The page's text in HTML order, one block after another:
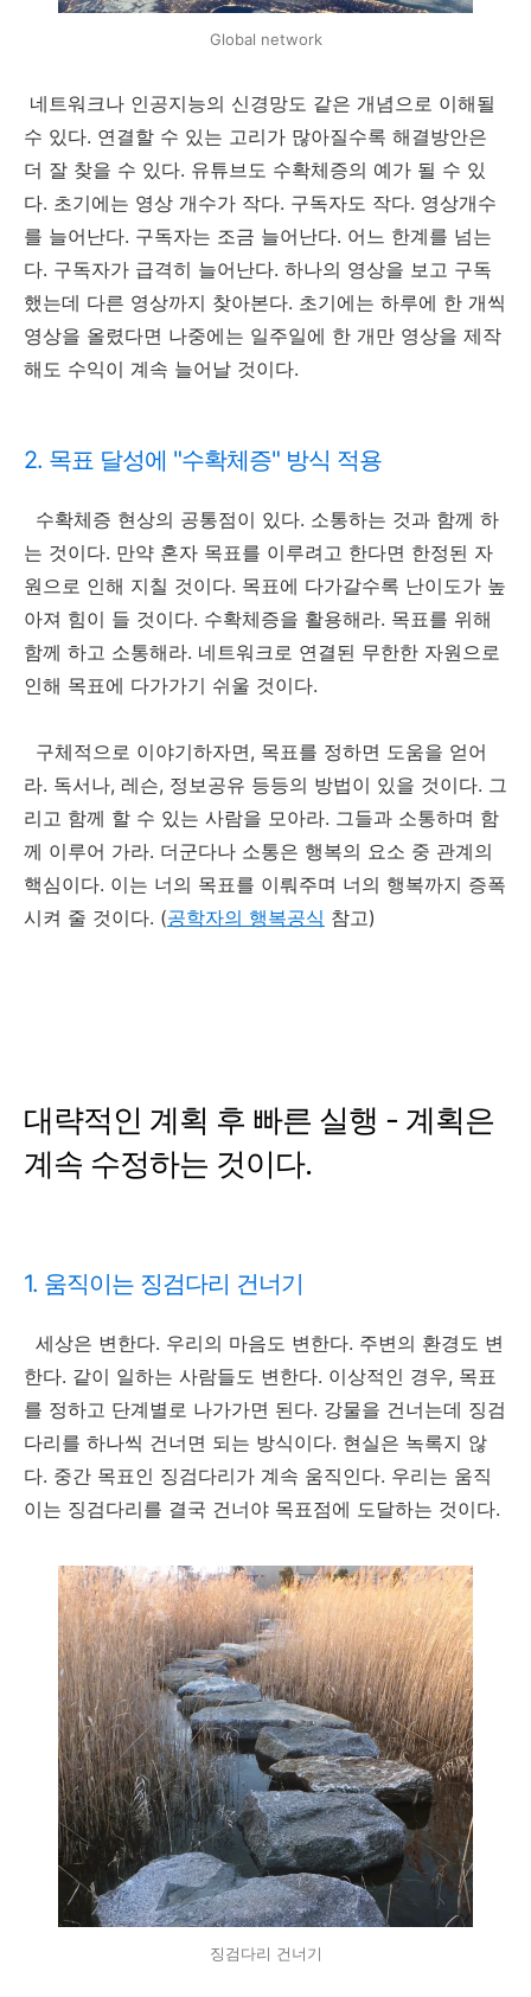
Global network
네트워크나 인공지능의 신경망도 같은 개념으로 이해될
수 있다. 연결할 수 있는 고리가 많아질수록 해결방안은
더 잘 찾을 수 있다. 유튜브도 수확체증의 예가 될 수 있
다. 초기에는 영상 개수가 작다. 구독자도 작다. 영상개수
를 늘어난다. 구독자는 조금 늘어난다. 어느 한계를 넘는
다. 구독자가 급격히 늘어난다. 하나의 영상을 보고 구독
했는데 다른 영상까지 찾아본다. 초기에는 하루에 한 개씩
영상을 올렸다면 나중에는 일주일에 한 개만 영상을 제작
해도 수익이 계속 늘어날 것이다.
2. 목표 달성에 "수확체증" 방식 적용
수확체증 현상의 공통점이 있다. 소통하는 것과 함께 하
는 것이다. 만약 혼자 목표를 이루려고 한다면 한정된 자
원으로 인해 지칠 것이다. 목표에 다가갈수록 난이도가 높
아져 힘이 들 것이다. 수확체증을 활용해라. 목표를 위해
함께 하고 소통해라. 네트워크로 연결된 무한한 자원으로
인해 목표에 다가가기 쉬울 것이다.
구체적으로 이야기하자면, 목표를 정하면 도움을 얻어
라. 독서나, 레슨, 정보공유 등등의 방법이 있을 것이다. 그
리고 함께 할 수 있는 사람을 모아라. 그들과 소통하며 함
께 이루어 가라. 더군다나 소통은 행복의 요소 중 관계의
핵심이다. 이는 너의 목표를 이뤄주며 너의 행복까지 증폭
시켜 줄 것이다. (공학자의 행복공식 참고)
대략적인 계획 후 빠른 실행 - 계획은
계속 수정하는 것이다.
1. 움직이는 징검다리 건너기
세상은 변한다. 우리의 마음도 변한다. 주변의 환경도 변
한다. 같이 일하는 사람들도 변한다. 이상적인 경우, 목표
를 정하고 단계별로 나가가면 된다. 강물을 건너는데 징검
다리를 하나씩 건너면 되는 방식이다. 현실은 녹록지 않
다. 중간 목표인 징검다리가 계속 움직인다. 우리는 움직
이는 징검다리를 결국 건너야 목표점에 도달하는 것이다.
징검다리 건너기